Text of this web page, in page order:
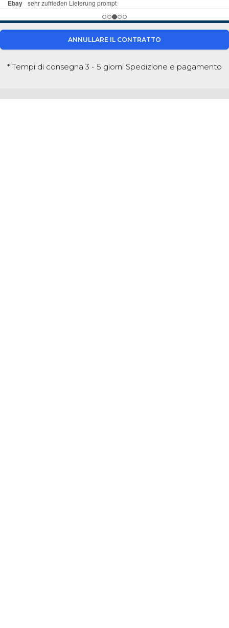
ANNULLARE IL CONTRATTO
* Tempi di consegna 3 - 5 giorni Spedizione e pagamento